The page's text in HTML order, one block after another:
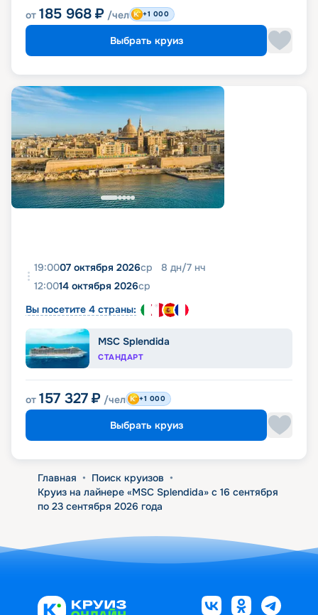
от 185 968 ₽ /чел +1 000
Выбрать круиз
19:0007 октября 2026ср 8 дн/7 нч
12:0014 октября 2026ср
Вы посетите 4 страны:
MSC Splendida
СТАНДАРТ
от 157 327 ₽ /чел +1 000
Выбрать круиз
Главная • Поиск круизов •
Круиз на лайнере «MSC Splendida» с 16 сентября
по 23 сентября 2026 года